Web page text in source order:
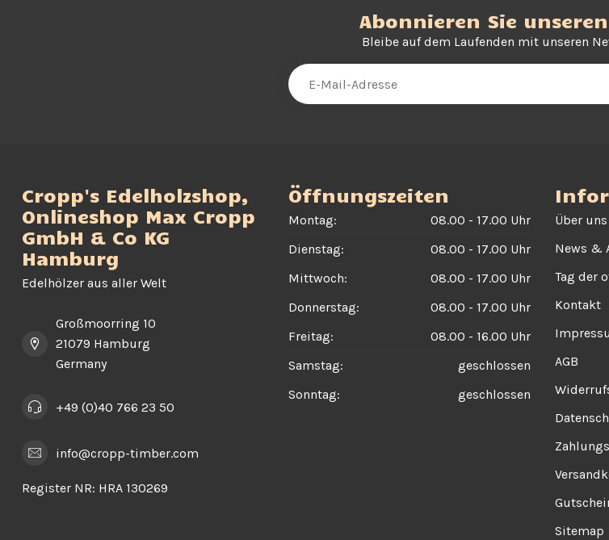
Abonnieren Sie
Bleibe auf dem Laufenden mit unseren
Cropp's Edelholzshop,
Onlineshop Max Cropp
GmbH & Co KG
Hamburg
Edelhölzer aus aller Welt
Großmoorring 10
21079 Hamburg
Germany
+49 (0)40 766 23 50
info@cropp-timber.com
Register NR: HRA 130269
Öffnungszeiten
Montag:
08.00 - 17.00 Uhr
Dienstag:
08.00 - 17.00 Uhr
Mittwoch:
08.00 - 17.00 Uhr
Donnerstag:
08.00 - 17.00 Uhr
Freitag:
08.00 - 16.00 Uhr
Samstag:
geschlossen
Sonntag:
geschlossen
Über uns
News &
Tag der
Kontakt
AGB
Sitemap